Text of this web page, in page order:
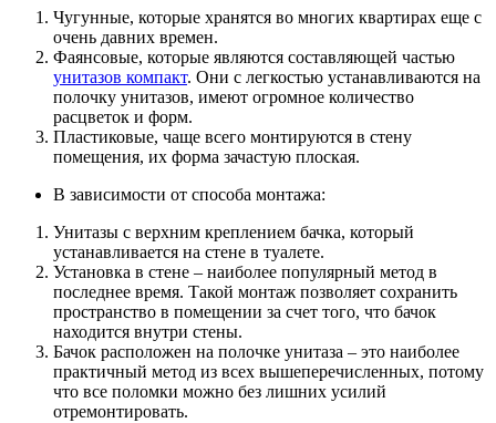
Чугунные, которые хранятся во многих квартирах еще с
очень давних времен.
Фаянсовые, которые являются составляющей частью
унитазов компакт. Они с легкостью устанавливаются на
полочку унитазов, имеют огромное количество
расцветок и форм.
Пластиковые, чаще всего монтируются в стену
помещения, их форма зачастую плоская.
В зависимости от способа монтажа:
Унитазы с верхним креплением бачка, который
устанавливается на стене в туалете.
Установка в стене – наиболее популярный метод в
последнее время. Такой монтаж позволяет сохранить
пространство в помещении за счет того, что бачок
находится внутри стены.
Бачок расположен на полочке унитаза – это наиболее
практичный метод из всех вышеперечисленных, потому
что все поломки можно без лишних усилий
отремонтировать.